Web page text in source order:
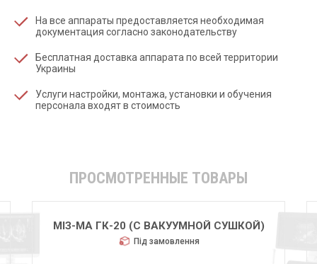
На все аппараты предоставляется необходимая
документация согласно законодательству
Бесплатная доставка аппарата по всей территории
Украины
Услуги настройки, монтажа, установки и обучения
персонала входят в стоимость
ПРОСМОТРЕННЫЕ ТОВАРЫ
МІЗ-МА ГК-20 (С ВАКУУМНОЙ СУШКОЙ)
Під замовлення